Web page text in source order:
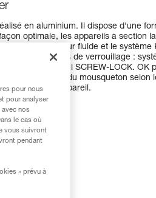
en aluminium. Il dispose d'une
optimale, les appareils à section
design intérieur fluide et le système
en trois systèmes de verrouillage :
et système manuel SCREW-LOCK. OK
la sollicitation du mousqueton selon
solidariser à l'appareil.
pour nous
pour analyser
avec nos
le cas où
vous suivront
pendant
» prévu à